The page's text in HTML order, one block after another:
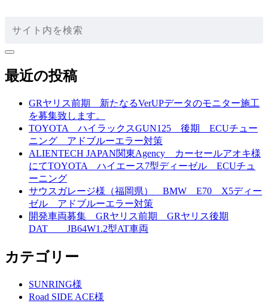
最近の投稿
GRヤリス前期 新たなるVerUPデータのモニター施工
を募集致します。
TOYOTA ハイラックスGUN125 後期 ECUチュー
ニング アドブルーエラー対策
ALIENTECH JAPAN関東Agency カーセールアオキ様
にてTOYOTA ハイエース7型ディーゼル ECUチュ
ーニング
サウスガレージ様（福岡県） BMW E70 X5ディー
ゼル アドブルーエラー対策
開発車両募集 GRヤリス前期 GRヤリス後期
DAT JB64W1.2型AT車両
カテゴリー
SUNRING様
Road SIDE ACE様